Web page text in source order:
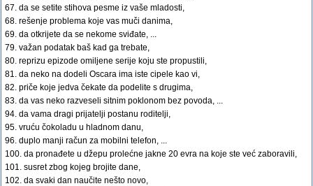
67. da se setite stihova pesme iz vaše mladosti,
68. rešenje problema koje vas muči danima,
69. da otkrijete da se nekome sviđate, ...
79. važan podatak baš kad ga trebate,
80. reprizu epizode omiljene serije koju ste propustili,
81. da neko na dodeli Oscara ima iste cipele kao vi,
82. priče koje jedva čekate da podelite s drugima,
83. da vas neko razveseli sitnim poklonom bez povoda, ...
94. da vama dragi prijatelji postanu roditelji,
95. vruću čokoladu u hladnom danu,
96. duplo manji račun za mobilni telefon, ...
100. da pronađete u džepu prolećne jakne 20 evra na koje ste već zaboravili,
101. susret zbog kojeg brojite dane,
102. da svaki dan naučite nešto novo,